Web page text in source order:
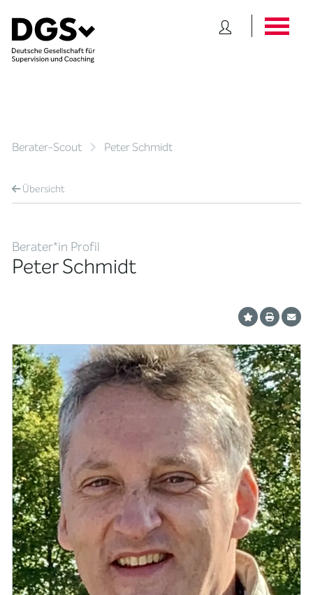
Berater-Scout Peter Schmidt
Übersicht
Berater*in Profil
Peter Schmidt